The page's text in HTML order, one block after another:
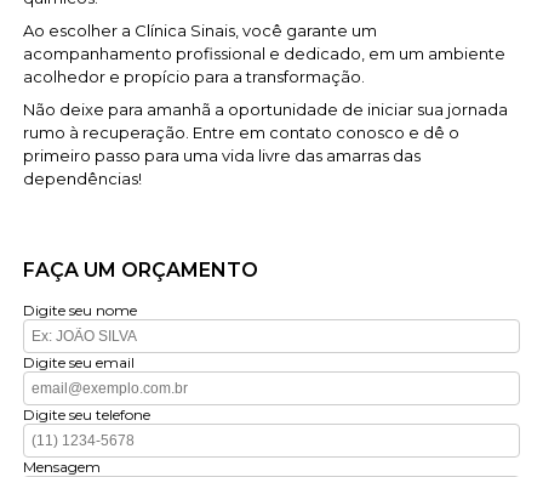
Ao escolher a Clínica Sinais, você garante um
acompanhamento profissional e dedicado, em um ambiente
acolhedor e propício para a transformação.
Não deixe para amanhã a oportunidade de iniciar sua jornada
rumo à recuperação. Entre em contato conosco e dê o
primeiro passo para uma vida livre das amarras das
dependências!
FAÇA UM ORÇAMENTO
Digite seu nome
Digite seu email
Digite seu telefone
Mensagem